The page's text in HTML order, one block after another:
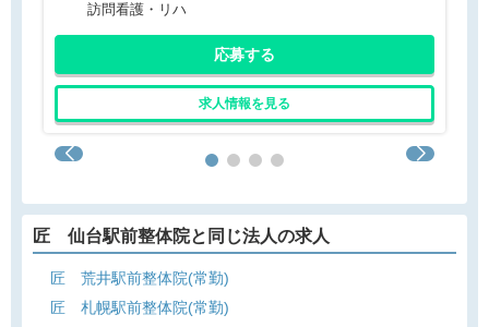
訪問看護・リハ
応募する
求人情報を見る
匠 仙台駅前整体院と同じ法人の求人
匠 荒井駅前整体院(常勤)
匠 札幌駅前整体院(常勤)